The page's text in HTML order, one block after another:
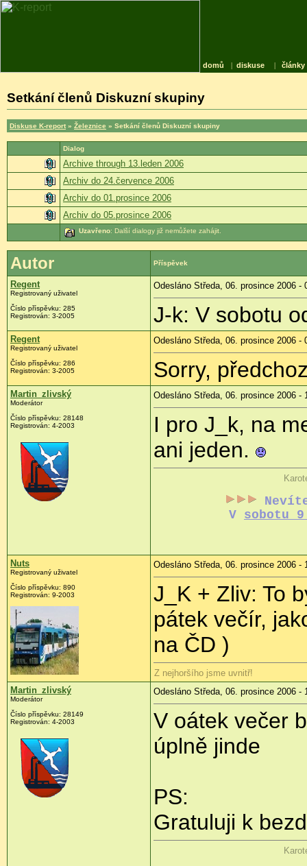
domů | diskuse | články
Setkání členů Diskuzní skupiny
Diskuse K-report » Železnice » Setkání členů Diskuzní skupiny
Dialog
Archive through 13.leden 2006
Archiv do 24.července 2006
Archiv do 01.prosince 2006
Archiv do 05.prosince 2006
Uzavřeno: Další dialogy již nemůžete zahájit.
Autor Příspěvek
Regent
Registrovaný uživatel
Číslo příspěvku: 285
Registrován: 3-2005
Odesláno Středa, 06. prosince 2006 -
J-k: V sobotu
Regent
Registrovaný uživatel
Číslo příspěvku: 286
Registrován: 3-2005
Odesláno Středa, 06. prosince 2006 -
Sorry,
Martin_zlivský
Moderátor
Číslo příspěvku: 28148
Registrován: 4-2003
Odesláno Středa, 06. prosince 2006 -
I pro J_k, na
ani jeden.
V sobotu
Nuts
Registrovaný uživatel
Číslo příspěvku: 890
Registrován: 9-2003
Odesláno Středa, 06. prosince 2006 -
J_K + Zliv: To
pátek večír,
na ČD )
Z nejhoršího jsme uvnitř!
Martin_zlivský
Moderátor
Číslo příspěvku: 28149
Registrován: 4-2003
Odesláno Středa, 06. prosince 2006 -
V oátek večer
úplně jinde
PS:
Gratuluji k